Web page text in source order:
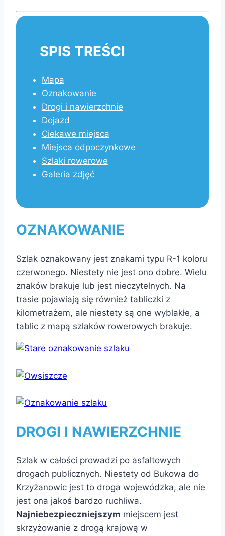
SPIS TREŚCI
Mapa
Oznakowanie
Drogi i nawierzchnie
Dojazd
Ciekawe miejsca
Miejsca odpoczynkowe
Szlaki rowerowe
Galeria zdjęć
OZNAKOWANIE
Szlak oznakowany jest znakami typu R-1 koloru
czerwonego. Niestety nie jest ono dobre. Wielu
znaków brakuje lub jest nieczytelnych. Na
trasie pojawiają się również tabliczki z
kilometrażem, ale niestety są one wyblakłe, a
tablic z mapą szlaków rowerowych brakuje.
DROGI I NAWIERZCHNIE
Szlak w całości prowadzi po asfaltowych
drogach publicznych. Niestety od Bukowa do
Krzyżanowic jest to droga wojewódzka, ale nie
jest ona jakoś bardzo ruchliwa.
Najniebezpieczniejszym miejscem jest
skrzyżowanie z drogą krajową w